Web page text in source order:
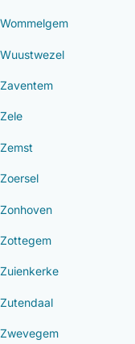
Wommelgem
Wuustwezel
Zaventem
Zele
Zemst
Zoersel
Zonhoven
Zottegem
Zuienkerke
Zutendaal
Zwevegem